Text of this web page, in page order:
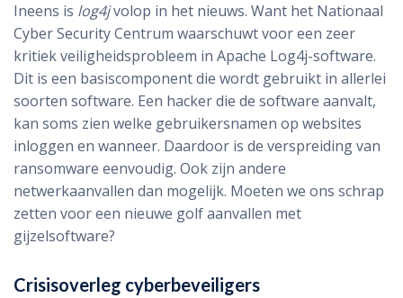
Ineens is log4jvolop in het nieuws. Want het Nationaal
Cyber Security Centrum waarschuwt voor een zeer
kritiek veiligheidsprobleem in Apache Log4j-software.
Dit is een basiscomponent die wordt gebruikt in allerlei
soorten software. Een hacker die de software aanvalt,
kan soms zien welke gebruikersnamen op websites
inloggen en wanneer. Daardoor is de verspreiding van
ransomware eenvoudig. Ook zijn andere
netwerkaanvallen dan mogelijk. Moeten we ons schrap
zetten voor een nieuwe golf aanvallen met
gijzelsoftware?
Crisisoverleg cyberbeveiligers